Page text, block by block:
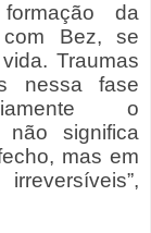
da
Bez, se
Traumas
nessa fase
o
não significa
mas em